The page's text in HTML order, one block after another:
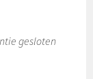
gesloten